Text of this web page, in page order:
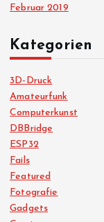
Februar 2019
Kategorien
3D-Druck
Amateurfunk
Computerkunst
DBBridge
ESP32
Fails
Featured
Fotografie
Gadgets